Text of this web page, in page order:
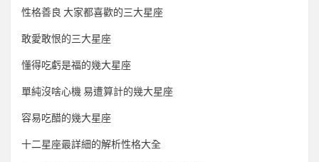
性格善良 大家都喜歡的三大星座
敢愛敢恨的三大星座
懂得吃虧是福的幾大星座
單純沒啥心機 易遭算計的幾大星座
容易吃醋的幾大星座
十二星座最詳細的解析性格大全